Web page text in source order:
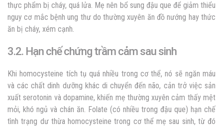
thực phẩm bị cháy, quá lửa. Mẹ nên bổ sung đậu que để giảm thiểu
nguy cơ mắc bệnh ung thư do thường xuyên ăn đồ nướng hay thức
ăn bị cháy, xém cạnh.
3.2. Hạn chế chứng trầm cảm sau sinh
Khi homocysteine tích tụ quá nhiều trong cơ thể, nó sẽ ngăn máu
và các chất dinh dưỡng khác di chuyển đến não, cản trở việc sản
xuất serotonin và dopamine, khiến mẹ thường xuyên cảm thấy mệt
mỏi, khó ngủ và chán ăn. Folate (có nhiều trong đậu que) hạn chế
tình trạng dư thừa homocysteine ​​trong cơ thể mẹ sau sinh, từ đó